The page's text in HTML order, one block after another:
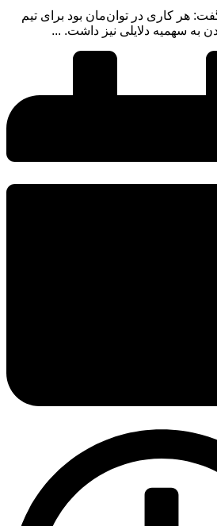
هر کاری در توان‌مان بود برای تیم
به سهمیه دلایلی نیز داشت. ...